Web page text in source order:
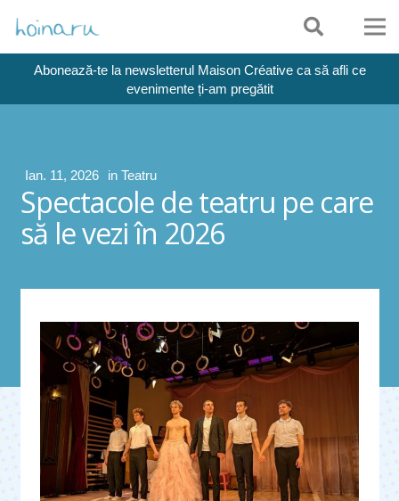
Abonează-te la newsletterul Maison Créative ca să afli ce
evenimente ți-am pregătit
Ian. 11, 2026 in Teatru
Spectacole de teatru pe care
să le vezi în 2026